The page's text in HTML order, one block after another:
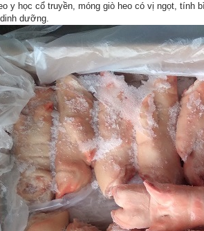
y học cổ truyền, móng giò heo có vị ngọt,
dưỡng.